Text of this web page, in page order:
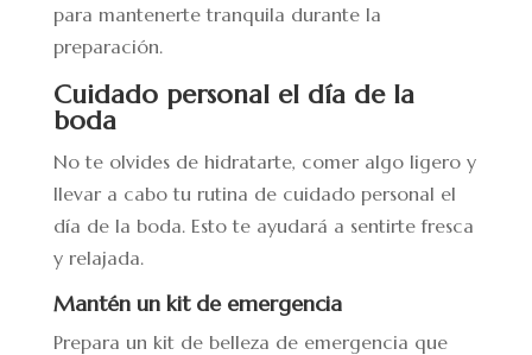
para mantenerte tranquila durante la
preparación.
Cuidado personal el día de la
boda
No te olvides de hidratarte, comer algo ligero y
llevar a cabo tu rutina de cuidado personal el
día de la boda. Esto te ayudará a sentirte fresca
y relajada.
Mantén un kit de emergencia
Prepara un kit de belleza de emergencia que